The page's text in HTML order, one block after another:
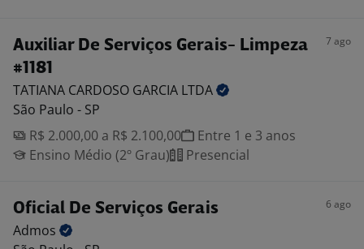
Auxiliar De Serviços Gerais- Limpeza
#1181
7 ago
TATIANA CARDOSO GARCIA LTDA
São Paulo - SP
R$ 2.000,00 a R$ 2.100,00
Entre 1 e 3 anos
Ensino Médio (2º Grau)
Presencial
Oficial De Serviços Gerais 6 ago
Admos